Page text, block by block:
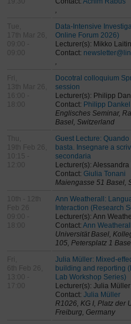
,
Tue,
17th Mar 26,
09:00 -
09:00
Data-Intensive
Online Forum 2026)
Lecturer(s): Mikko
Contact:
,
Fri,
13th Mar 26,
16:00 -
Docotral colloquium
session
Lecturer(s): Philipp
Contact: Philipp Dankel
Englisches Seminar,
Basel, Switzerland
Thu,
19th Feb 26,
10:15 -
12:00
Guest Lecture:
basta. Insegnare a
secondaria
Lecturer(s): Alessandra
Contact: Giulia Tonani
Maiengasse 51 Basel,
10th - 12th
Feb 26
09:00 -
Ann Weatherall:
Interaction (Research
Lecturer(s): Ann
Contact: Ann Weatherall
Universität Basel,
105, Petersplatz 1
Fri,
6th Feb 26,
13:00 -
17:00
Julia Müller: Mixed-
building and reporting
Lab Workshop Series)
Lecturer(s): Julia Müller
Contact: Julia Müller
R1026, KG I, Platz der
Freiburg, Germany